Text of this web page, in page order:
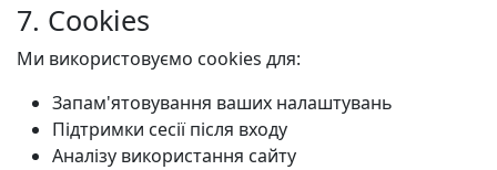
7. Cookies
Ми використовуємо cookies для:
Запам'ятовування ваших налаштувань
Підтримки сесії після входу
Аналізу використання сайту